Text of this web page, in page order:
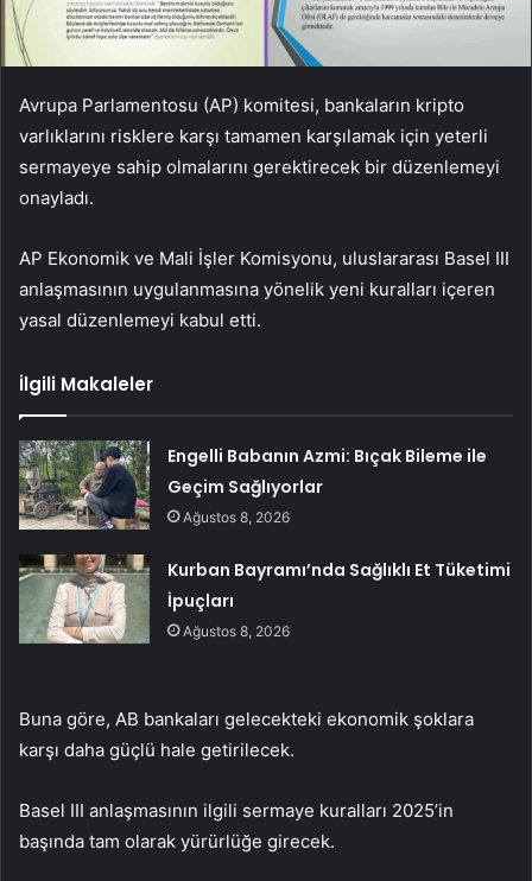
Avrupa Parlamentosu (AP) komitesi, bankaların kripto
varlıklarını risklere karşı tamamen karşılamak için yeterli
sermayeye sahip olmalarını gerektirecek bir düzenlemeyi
onayladı.
AP Ekonomik ve Mali İşler Komisyonu, uluslararası Basel III
anlaşmasının uygulanmasına yönelik yeni kuralları içeren
yasal düzenlemeyi kabul etti.
İlgili Makaleler
Engelli Babanın Azmi: Bıçak Bileme ile
Geçim Sağlıyorlar
Ağustos 8, 2026
Kurban Bayramı’nda Sağlıklı Et Tüketimi
İpuçları
Ağustos 8, 2026
Buna göre, AB bankaları gelecekteki ekonomik şoklara
karşı daha güçlü hale getirilecek.
Basel III anlaşmasının ilgili sermaye kuralları 2025’in
başında tam olarak yürürlüğe girecek.